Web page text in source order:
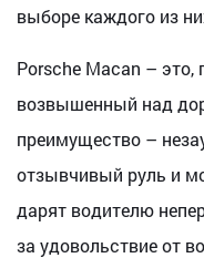
выборе каждого из
Porsche Macan – это,
возвышенный над
преимущество –
отзывчивый руль и
дарят водителю
за удовольствие от